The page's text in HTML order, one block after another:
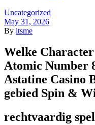
Categories
Uncategorized
May 31, 2026
By itsme
Welke Character
Atomic Number
Astatine Casino
gebied Spin &
rechtvaardig spel